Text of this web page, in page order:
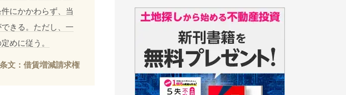
にかかわらず、当
きる。ただし、一
めに従う。
文：借賃増減請求権